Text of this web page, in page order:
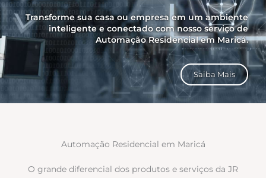
Transforme sua casa ou empresa em um ambiente
inteligente e conectado com nosso serviço de
Automação Residencial em Maricá.
Saiba Mais
Automação Residencial em Maricá
O grande diferencial dos produtos e serviços da JR